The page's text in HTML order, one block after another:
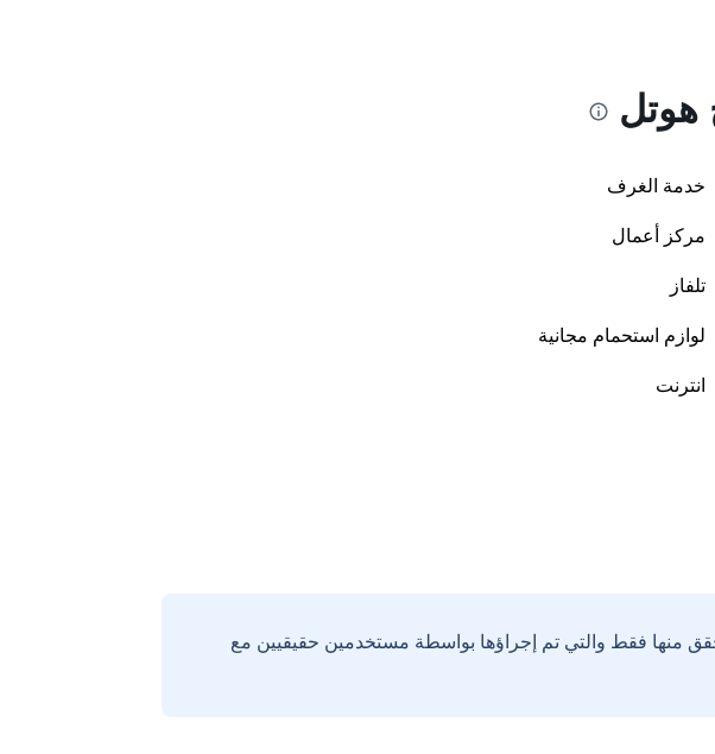
هوتل
خدمة الغرف
مركز أعمال
تلفاز
لوازم استحمام مجانية
انترنت
منها فقط والتي تم إجراؤها بواسطة مستخدمين حقيقيين مع